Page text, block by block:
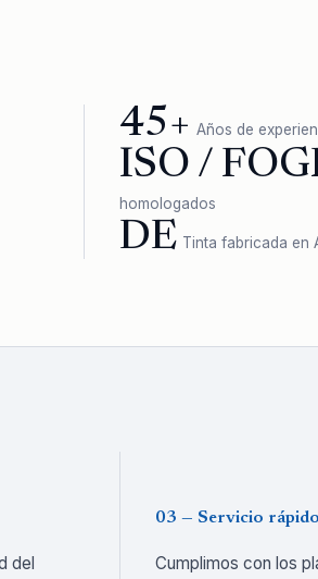
45+ Años de
ISO /
homologados
DE Tinta fabricada en
del
03 — Servicio rápido
Cumplimos con los